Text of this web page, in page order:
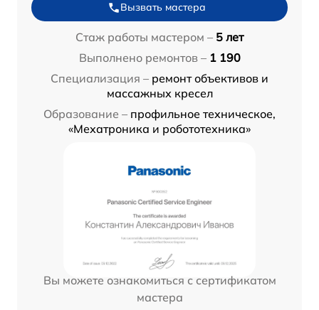
Вызвать мастера
Стаж работы мастером – 5 лет
Выполнено ремонтов – 1 190
Специализация – ремонт объективов и
массажных кресел
Образование – профильное техническое,
«Мехатроника и робототехника»
Вы можете ознакомиться с сертификатом
мастера